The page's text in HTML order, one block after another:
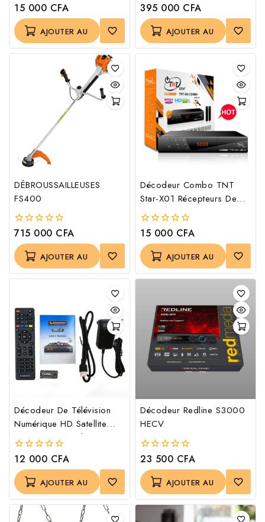
0
out
of
5
15 000 CFA
AJOUTER AU
PANIER
0
out
of
5
395 000 CFA
AJOUTER AU
PANIER
DÉBROUSSAILLEUSES
FS400
0
out
of
5
715 000 CFA
AJOUTER AU
PANIER
Décodeur Combo TNT
Star-X01 Récepteurs De
Télévision Par Satellite
Numérique
0
out
of
5
15 000 CFA
AJOUTER AU
PANIER
Décodeur De Télévision
Numérique HD Satellite
Master S1000hd
0
out
of
5
12 000 CFA
AJOUTER AU
PANIER
Décodeur Redline S3000
HECV
0
out
of
5
23 500 CFA
AJOUTER AU
PANIER